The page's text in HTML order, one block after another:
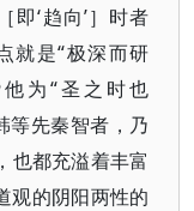
即‘趋向’］时者
就是“极深而研
为“圣之时也
等先秦智者，乃
也都充溢着丰富
观的阴阳两性的